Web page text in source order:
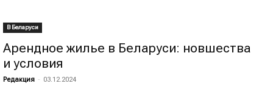
В Беларуси
Арендное жилье в Беларуси: новшества
и условия
Редакция - 03.12.2024